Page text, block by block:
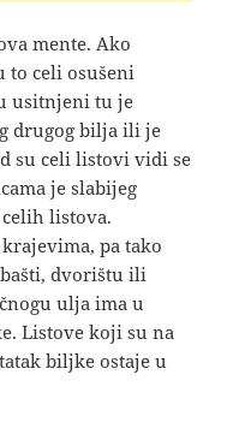
mente. Ako
to celi osušeni
usitnjeni tu je
drugog bilja ili je
su celi listovi vidi se
je slabijeg
listova.
pa tako
dvorištu ili
ulja ima u
Listove koji su na
biljke ostaje u